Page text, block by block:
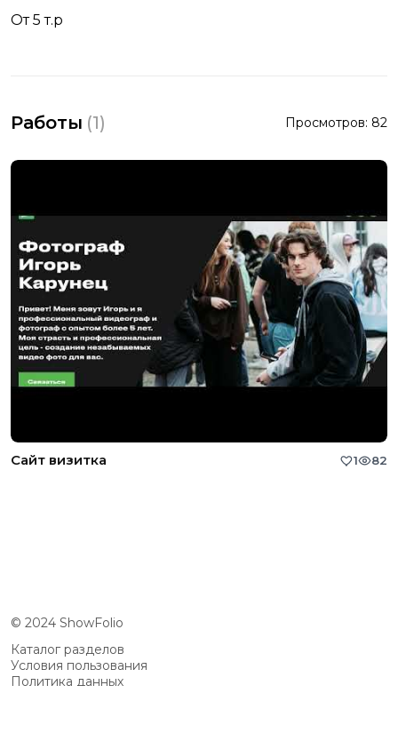
От 5 т.р
Работы (1) Просмотров: 82
Сайт визитка 1 82
© 2024 ShowFolio
Каталог разделов
Условия пользования
Политика данных